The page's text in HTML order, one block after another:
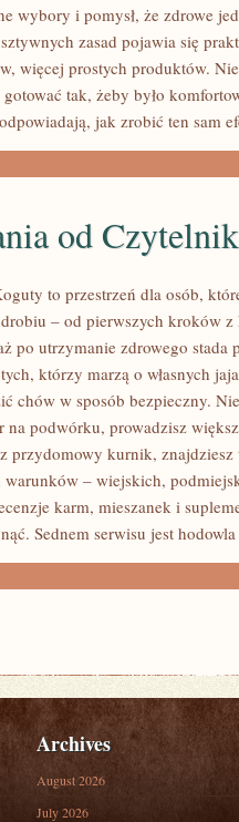
wybory i pomysł, że zdrowe
zasad pojawia się
więcej prostych produktów.
tak, żeby było
jak zrobić ten sam
od
to przestrzeń dla osób,
– od pierwszych kroków
po utrzymanie zdrowego stada
którzy marzą o własnych
chów w sposób bezpieczny.
na podwórku, prowadzisz
przydomowy kurnik,
warunków – wiejskich,
karm, mieszanek i
Sednem serwisu jest hodowla
Archives
August 2026
July 2026